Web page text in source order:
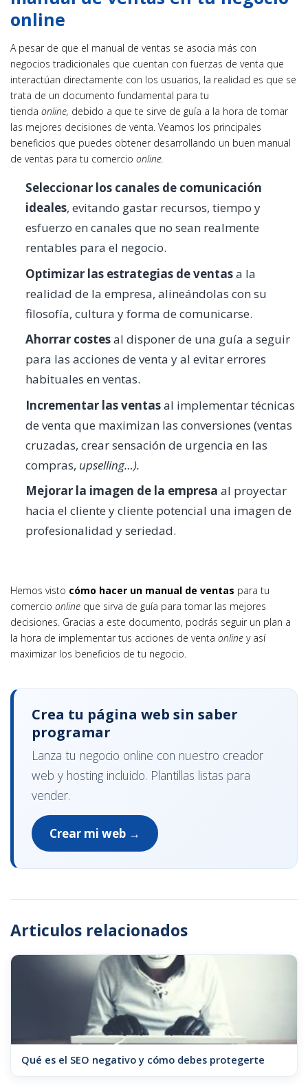
online
A pesar de que el manual de ventas se asocia más con
negocios tradicionales que cuentan con fuerzas de venta que
interactúan directamente con los usuarios, la realidad es que se
trata de un documento fundamental para tu
tienda online, debido a que te sirve de guía a la hora de tomar
las mejores decisiones de venta. Veamos los principales
beneficios que puedes obtener desarrollando un buen manual
de ventas para tu comercio online.
Seleccionar los canales de comunicación
ideales, evitando gastar recursos, tiempo y
esfuerzo en canales que no sean realmente
rentables para el negocio.
Optimizar las estrategias de ventasa la
realidad de la empresa, alineándolas con su
filosofía, cultura y forma de comunicarse.
Ahorrar costesal disponer de una guía a seguir
para las acciones de venta y al evitar errores
habituales en ventas.
Incrementar las ventasal implementar técnicas
de venta que maximizan las conversiones (ventas
cruzadas, crear sensación de urgencia en las
compras, upselling…).
Mejorar la imagen de la empresa al proyectar
hacia el cliente y cliente potencial una imagen de
profesionalidad y seriedad.
Hemos visto cómo hacer un manual de ventas para tu
comercio online que sirva de guía para tomar las mejores
decisiones. Gracias a este documento, podrás seguir un plan a
la hora de implementar tus acciones de venta online y así
maximizar los beneficios de tu negocio.
Crea tu página web sin saber
programar
Lanza tu negocio online con nuestro creador
web y hosting incluido. Plantillas listas para
vender.
Crear mi web →
Articulos relacionados
Qué es el SEO negativo y cómo debes protegerte